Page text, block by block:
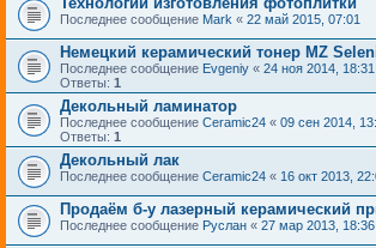
Последнее сообщение Mark « 22 май 2015, 07:01
Немецкий керамический тонер MZ
Последнее сообщение Evgeniy « 24 ноя 2014, 18:31
Ответы: 1
Декольный ламинатор
Последнее сообщение Ceramic24 « 09 сен 2014,
Ответы: 1
Декольный лак
Последнее сообщение Ceramic24 « 16 окт 2013,
Продаём б-у лазерный керамический
Последнее сообщение Руслан « 27 мар 2013, 18:36